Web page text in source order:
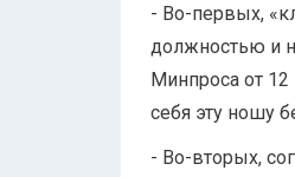
- Во-первых,
должностью и
Минпроса от 12
себя эту ношу
- Во-вторых,